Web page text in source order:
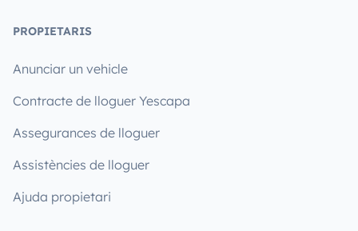
PROPIETARIS
Anunciar un vehicle
Contracte de lloguer Yescapa
Assegurances de lloguer
Assistències de lloguer
Ajuda propietari